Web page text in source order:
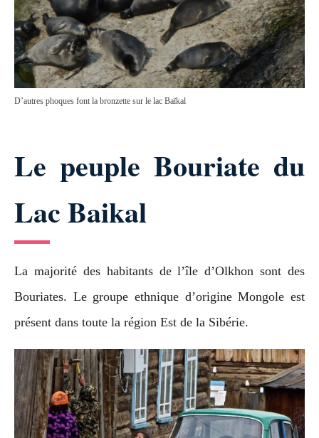
D’autres phoques font la bronzette sur le lac Baïkal
Le peuple Bouriate du
Lac Baikal
La majorité des habitants de l’île d’Olkhon sont des
Bouriates. Le groupe ethnique d’origine Mongole est
présent dans toute la région Est de la Sibérie.